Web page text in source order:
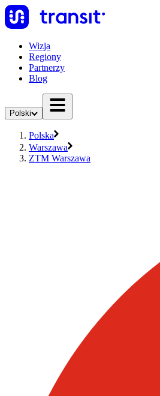
Wizja
Regiony
Partnerzy
Blog
Polski
Polska
Warszawa
ZTM Warszawa